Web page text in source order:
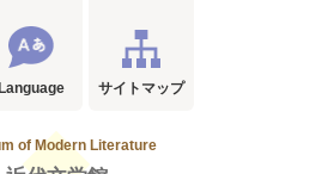
Language サイトマップ
of Modern Literature